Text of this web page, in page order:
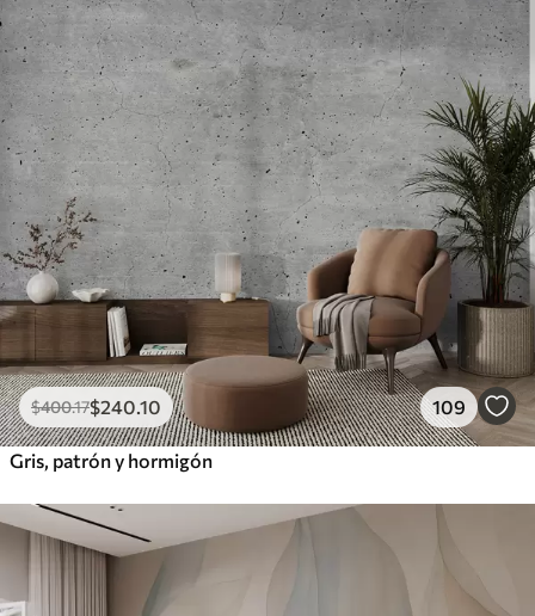
$400.17$240 .10 109
Gris, patrón y hormigón